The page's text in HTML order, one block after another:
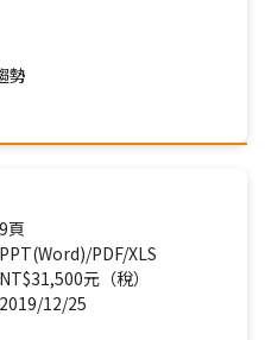
勢
9頁
PPT(Word)/PDF/XLS
NT$31,500元（稅）
2019/12/25